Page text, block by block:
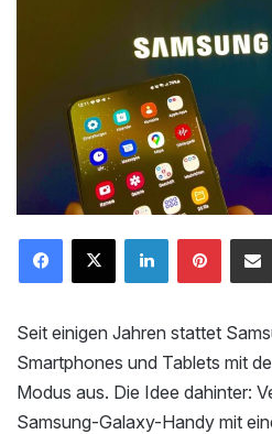
LinkedIn
Seit einigen Jahren stattet
Smartphones und Tablets mit
Modus aus. Die Idee dahinter:
Samsung-Galaxy-Handy mit